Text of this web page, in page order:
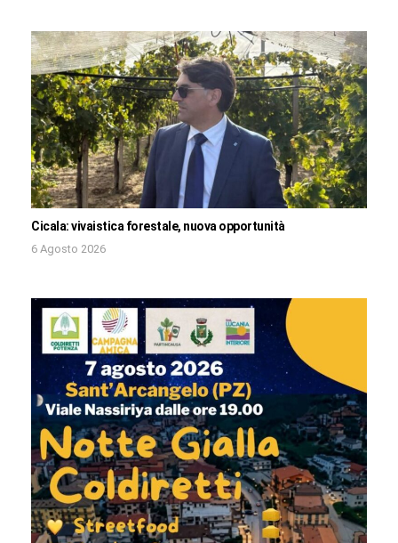
Cicala: vivaistica forestale, nuova opportunità
6 Agosto 2026